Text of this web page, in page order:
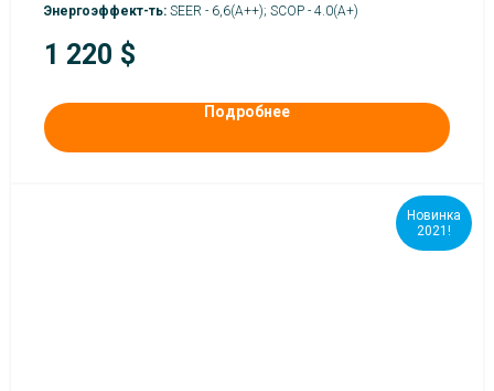
Энергоэффект-ть: SEER - 6,6(А++); SCOP - 4.0(A+)
1 220 $
Подробнее
Новинка
2021!